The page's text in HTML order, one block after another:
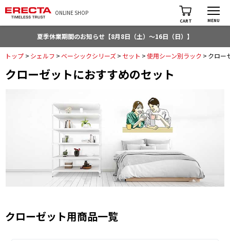
ONLINE SHOP
CART MENU
夏季休業期間のお知らせ【8月8日（土）～16日（日）】
トップ > シェルフ >ベーシックシリーズ> セット >使用シーン別ラック > クロー
クローゼットにおすすめのセット
クローゼット用商品一覧